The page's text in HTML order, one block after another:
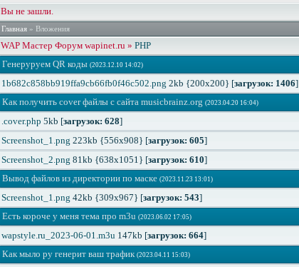
Вы не зашли.
Главная » Вложения
WAP Мастер Форум wapinet.ru » PHP
Генеруруем QR коды (2023.12.10 14:02)
1b682c858bb919ffa9cb66fb0f46c502.png 2kb {200x200} [загрузок: 1406]
Как получить cover файлы с сайта musicbrainz.org (2023.04.20 16:04)
.cover.php 5kb [загрузок: 628]
Screenshot_1.png 223kb {556x908} [загрузок: 605]
Screenshot_2.png 81kb {638x1051} [загрузок: 610]
Вывод файлов из директории по маске (2023.11.23 13:01)
Screenshot_1.png 42kb {309x967} [загрузок: 543]
Есть короче у меня тема про m3u (2023.06.02 17:05)
wapstyle.ru_2023-06-01.m3u 147kb [загрузок: 664]
Как мыло ру генерит ваш трафик (2023.04.11 15:03)